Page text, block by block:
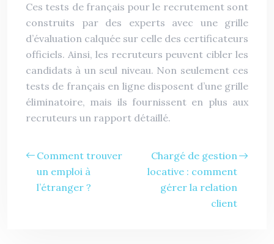
Ces tests de français pour le recrutement sont
construits par des experts avec une grille
d’évaluation calquée sur celle des certificateurs
officiels. Ainsi, les recruteurs peuvent cibler les
candidats à un seul niveau. Non seulement ces
tests de français en ligne disposent d’une grille
éliminatoire, mais ils fournissent en plus aux
recruteurs un rapport détaillé.
Comment trouver
un emploi à
l’étranger ?
Chargé de gestion
locative : comment
gérer la relation
client